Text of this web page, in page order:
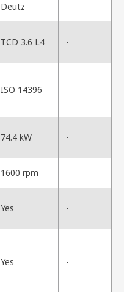
Deutz -
TCD 3.6 L4 -
ISO 14396 -
74.4 kW -
1600 rpm -
Yes -
Yes -